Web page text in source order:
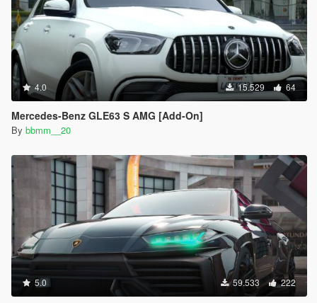
4.0 15.529 64
Mercedes-Benz GLE63 S AMG [Add-On]
By bbmm__20
5.0 59.533 222